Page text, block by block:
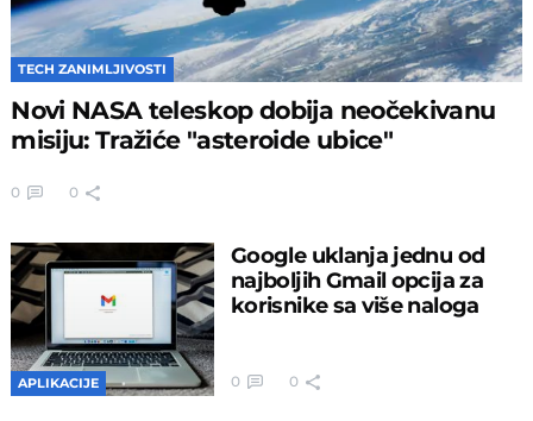
TECH ZANIMLJIVOSTI
Novi NASA teleskop dobija neočekivanu
misiju: Tražiće "asteroide ubice"
0 0
APLIKACIJE
Google uklanja jednu od
najboljih Gmail opcija za
korisnike sa više naloga
0 0